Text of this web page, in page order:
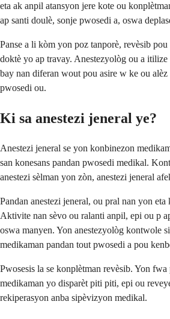
eta ak anpil atansyon jere kote ou
ap santi doulè, sonje pwosedi a, oswa
Panse a li kòm yon poz tanporè, revèsib
doktè yo ap travay. Anestezyològ ou a itilize
bay nan diferan wout pou asire w ke ou
pwosedi ou.
Ki sa anestezi jeneral ye?
Anestezi jeneral se yon konbinezon
san konesans pandan pwosedi medikal.
anestezi sèlman yon zòn, anestezi jeneral
Pandan anestezi jeneral, ou pral nan yon
Aktivite nan sèvo ou ralanti anpil, epi ou p
oswa manyen. Yon anestezyològ kontwole
medikaman pandan tout pwosedi a pou
Pwosesis la se konplètman revèsib. Yon
medikaman yo disparèt piti piti, epi ou
rekiperasyon anba sipèvizyon medikal.